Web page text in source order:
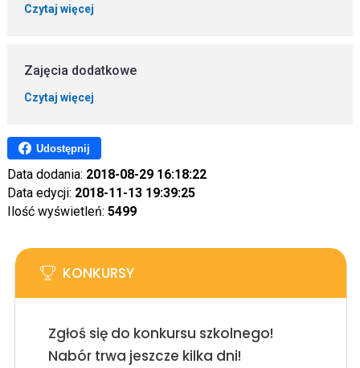
Czytaj więcej
Zajęcia dodatkowe
Czytaj więcej
Udostępnij
Data dodania: 2018-08-29 16:18:22
Data edycji: 2018-11-13 19:39:25
Ilość wyświetleń: 5499
KONKURSY
Zgłoś się do konkursu szkolnego!
Nabór trwa jeszcze kilka dni!